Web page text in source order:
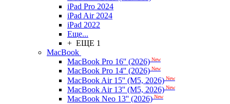
iPad Pro 2024
iPad Air 2024
iPad 2022
Еще...
+ ЕЩЕ 1
MacBook
MacBook Pro 16'' (2026) New
MacBook Pro 14'' (2026) New
MacBook Air 15'' (M5, 2026) New
MacBook Air 13'' (M5, 2026) New
MacBook Neo 13'' (2026) New